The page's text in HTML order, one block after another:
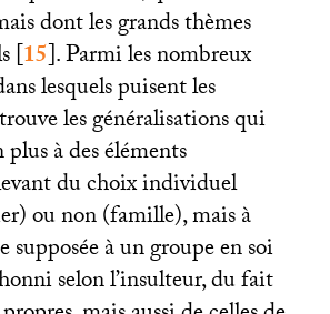
dont les grands thèmes
[15]. Parmi les nombreux
lesquels puisent les
les généralisations qui
à des éléments
du choix individuel
ou non (famille), mais à
supposée à un groupe en soi
selon l’insulteur, du fait